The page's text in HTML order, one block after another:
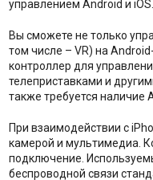
управлением Android и
Вы сможете не только
том числе – VR) на
контроллер для
телеприставками и
также требуется наличие
При взаимодействии с
камерой и мультимедиа.
подключение.
беспроводной связи